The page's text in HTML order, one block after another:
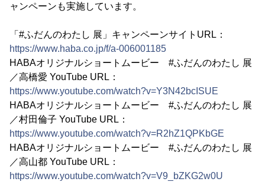
ャンペーンも実施しています。
「#ふだんのわたし 展」キャンペーンサイトURL：
https://www.haba.co.jp/f/a-006001185
HABAオリジナルショートムービー #ふだんのわたし 展
／高橋愛 YouTube URL：
https://www.youtube.com/watch?v=Y3N42bcISUE
HABAオリジナルショートムービー #ふだんのわたし 展
／村田倫子 YouTube URL：
https://www.youtube.com/watch?v=R2hZ1QPKbGE
HABAオリジナルショートムービー #ふだんのわたし 展
／高山都 YouTube URL：
https://www.youtube.com/watch?v=V9_bZKG2w0U